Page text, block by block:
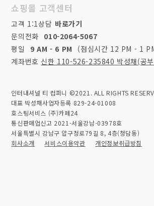
쇼핑몰 고객센터
고객 1:1상담 바로가기
문의전화 010-2064-5067
평일
9 AM - 6 PM
(점심시간 12 PM - 1
계좌번호 신한 110-526-235840 박성채(공
인터내셔널 티 컴퍼니 ©2021. ALL RIGHTS
대표 박성채사업자등록 829-24-01008
호스팅서비스 (주)카페24
통신판매업신고 2021-서울강남-03978호
서울특별시 강남구 압구정로79길 8, 4층(청담동)
회사소개
서비스이용약관 개인정보취급방침